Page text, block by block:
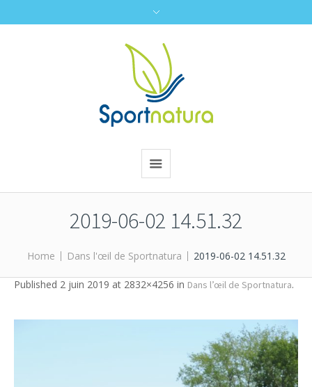
2019-06-02 14.51.32
Home Dans l'œil de Sportnatura 2019-06-02 14.51.32
Published 2 juin 2019 at 2832×4256 in Dans l’œil de Sportnatura.